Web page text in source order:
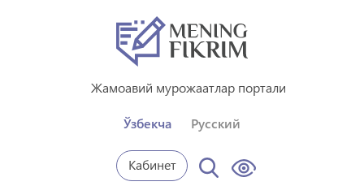
Жамоавий мурожаатлар портали
Ўзбекча Русский
Кабинет